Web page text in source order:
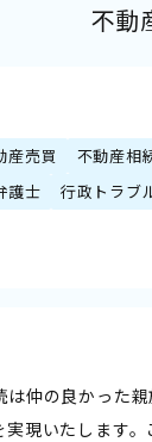
不動
産売買 不動産相
護士 行政トラブ
仲の良かった
現いたします